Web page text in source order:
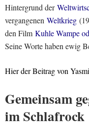
Hintergrund der
vergangenen Weltkrieg
den Film Kuhle Wampe
Seine Worte haben ewig
Hier der Beitrag von
Gemeinsam
im Schlafrock